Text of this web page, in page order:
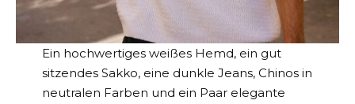
Ein hochwertiges weißes Hemd, ein gut
sitzendes Sakko, eine dunkle Jeans, Chinos in
neutralen Farben und ein Paar elegante